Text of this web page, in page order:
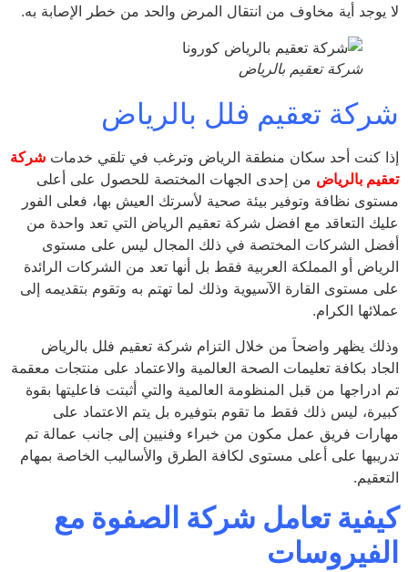
أية مخاوف من انتقال المرض والحد من خطر الإصابة به.
شركة تعقيم بالرياض
تعقيم فلل بالرياض
كنت أحد سكان منطقة الرياض وترغب في تلقي خدماتشركة
بالرياض من إحدى الجهات المختصة للحصول على أعلى
نظافة وتوفير بيئة صحية لأسرتك العيش بها، فعلى الفور
التعاقد مع افضل شركة تعقيم الرياض التي تعد واحدة من
الشركات المختصة في ذلك المجال ليس على مستوى
أو المملكة العربية فقط بل أنها تعد من الشركات الرائدة
مستوى القارة الآسيوية وذلك لما تهتم به وتقوم بتقديمه إلى
الكرام.
يظهر واضحاَ من خلال التزام شركة تعقيم فلل بالرياض
بكافة تعليمات الصحة العالمية والاعتماد على منتجات معقمة
من قبل المنظومة العالمية والتي أثبتت فاعليتها بقوة
ليس ذلك فقط ما تقوم بتوفيره بل يتم الاعتماد على
فريق عمل مكون من خبراء وفنيين إلى جانب عمالة تم
على أعلى مستوى لكافة الطرق والأساليب الخاصة بمهام
تعامل شركة الصفوة مع